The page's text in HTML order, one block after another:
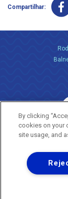
Compartilhar:
By clicking
cookies on your
site usage, and